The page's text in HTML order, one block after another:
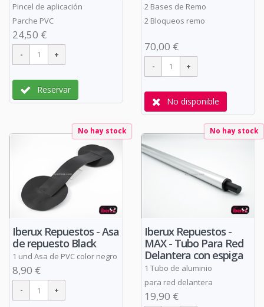
Pincel de aplicación
Parche PVC
24,50 €
Reservar
2 Bases de Remo
2 Bloqueos remo
70,00 €
No disponible
No hay stock
Iberux Repuestos - Asa
de repuesto Black
1 und Asa de PVC color negro
8,90 €
No hay stock
Iberux Repuestos -
MAX - Tubo Para Red
Delantera con espiga
1 Tubo de aluminio
para red delantera
19,90 €